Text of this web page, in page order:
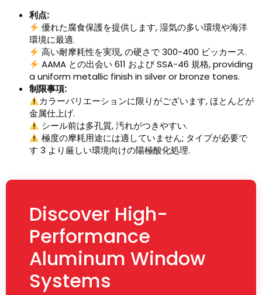
利点:
優れた腐食保護を提供します, 湿気の多い環境や海洋
環境に最適.
高い耐摩耗性を実現, の硬さで 300-400 ビッカース.
AAMA との出会い 611 および SSA-46 規格,providing
a uniform metallic finish in silver or bronze tones.
制限事項:
カラーバリエーションに限りがございます, ほとんどが
金属仕上げ.
シール前は多孔質, 汚れがつきやすい.
極度の摩耗用途には適していません; タイプが必要で
す 3 より厳しい環境向けの陽極酸化処理.
Discover High-
Performance
Aluminum Window
Systems